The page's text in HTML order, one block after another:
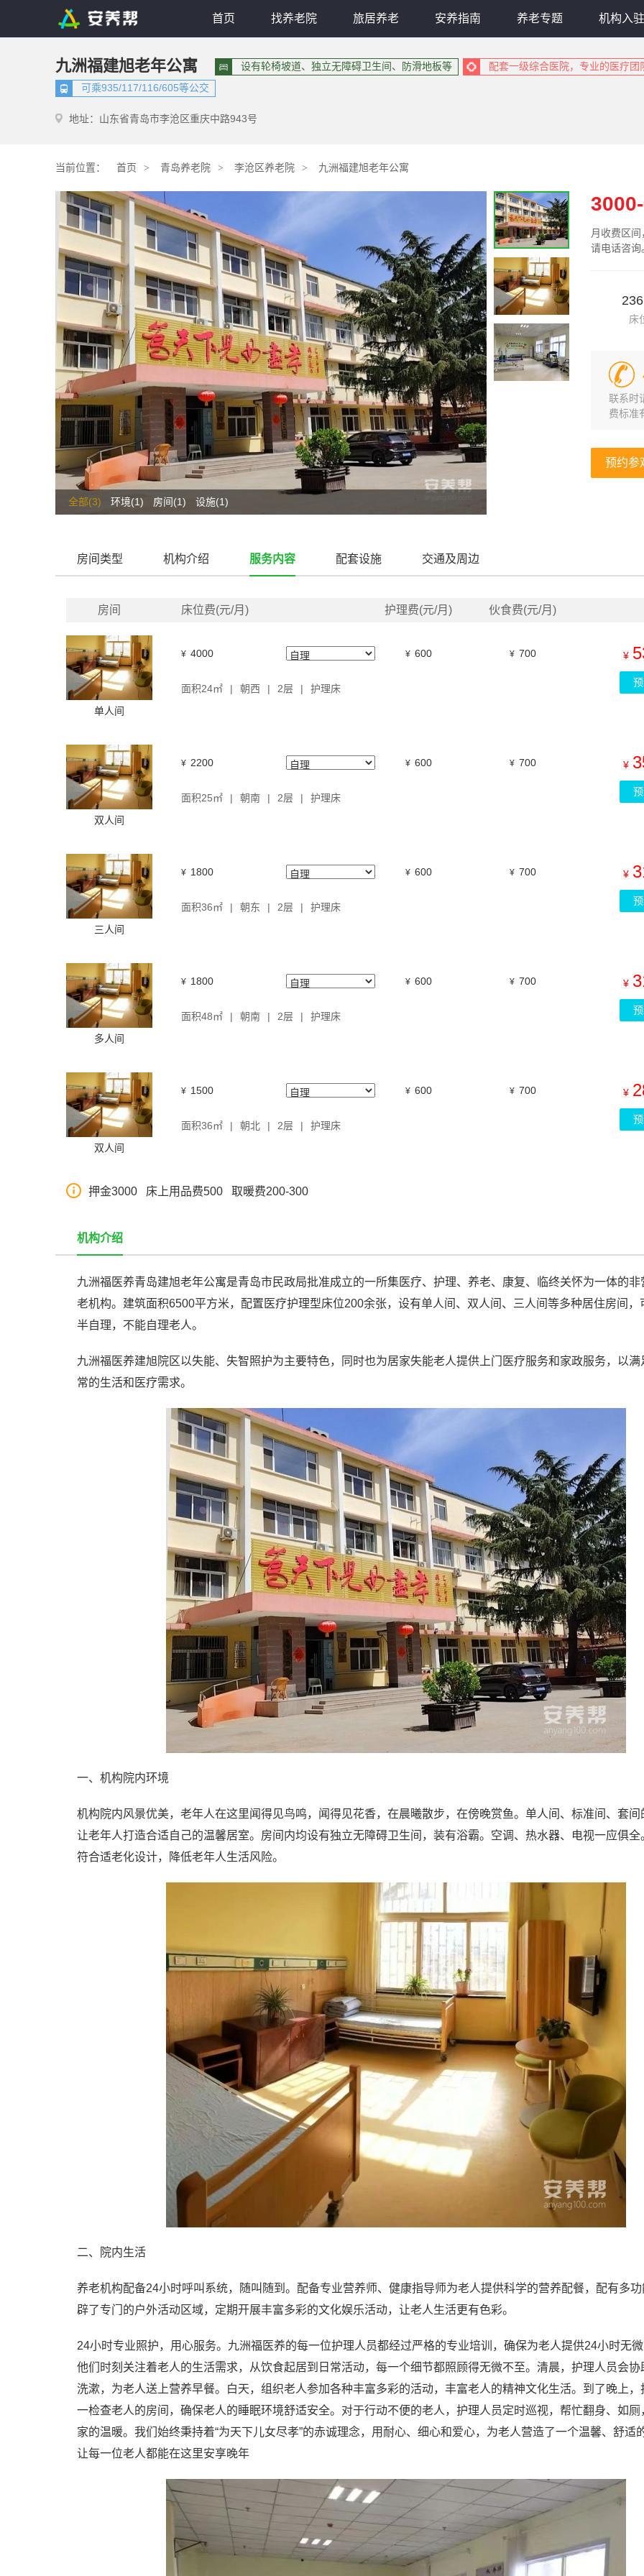
首页 找养老院 旅居养老 安养指南 养老专题 机构入驻
九洲福建旭老年公寓 设有轮椅坡道、独立无障碍卫生间、防滑地板等
配套一级综合医院，专业的医疗团
可乘935/117/116/605等公交
地址：山东省青岛市李沧区重庆中路943号
当前位置： 首页 青岛养老院 李沧区养老院 九洲福建旭老年公寓
全部(3) 环境(1) 房间(1) 设施(1)
月收费区
请电话咨询
床
联系时
费标准
预约参
房间类型 机构介绍 服务内容 配套设施 交通及周边
房间 床位费(元/月) 护理费(元/月) 伙食费(元/月)
单人间
¥ 4000 ¥ 600 ¥ 700
面积24㎡ 朝西 2层 护理床
¥
双人间
¥ 2200 ¥ 600 ¥ 700
面积25㎡ 朝南 2层 护理床
¥
三人间
¥ 1800 ¥ 600 ¥ 700
面积36㎡ 朝东 2层 护理床
¥
多人间
¥ 1800 ¥ 600 ¥ 700
面积48㎡ 朝南 2层 护理床
¥
双人间
¥ 1500 ¥ 600 ¥ 700
面积36㎡ 朝北 2层 护理床
¥
押金3000 床上用品费500 取暖费200-300
机构介绍
九洲福医养青岛建旭老年公寓是青岛市民政局批准成立的一所集医疗、护理、养老、康复、临终关怀为一体的非
老机构。建筑面积6500平方米，配置医疗护理型床位200余张，设有单人间、双人间、三人间等多种居住房间，
半自理，不能自理老人。
九洲福医养建旭院区以失能、失智照护为主要特色，同时也为居家失能老人提供上门医疗服务和家政服务，以满
常的生活和医疗需求。
一、机构院内环境
机构院内风景优美，老年人在这里闻得见鸟鸣，闻得见花香，在晨曦散步，在傍晚赏鱼。单人间、标准间、套间
让老年人打造合适自己的温馨居室。房间内均设有独立无障碍卫生间，装有浴霸。空调、热水器、电视一应俱全
符合适老化设计，降低老年人生活风险。
二、院内生活
养老机构配备24小时呼叫系统，随叫随到。配备专业营养师、健康指导师为老人提供科学的营养配餐，配有多
辟了专门的户外活动区域，定期开展丰富多彩的文化娱乐活动，让老人生活更有色彩。
24小时专业照护，用心服务。九洲福医养的每一位护理人员都经过严格的专业培训，确保为老人提供24小时无微
他们时刻关注着老人的生活需求，从饮食起居到日常活动，每一个细节都照顾得无微不至。清晨，护理人员会协
洗漱，为老人送上营养早餐。白天，组织老人参加各种丰富多彩的活动，丰富老人的精神文化生活。到了晚上，
一检查老人的房间，确保老人的睡眠环境舒适安全。对于行动不便的老人，护理人员定时巡视，帮忙翻身、如厕
家的温暖。我们始终秉持着“为天下儿女尽孝”的赤诚理念，用耐心、细心和爱心，为老人营造了一个温馨、舒适
让每一位老人都能在这里安享晚年